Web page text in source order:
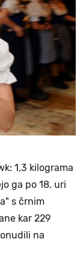
1,3 kilograma
ga po 18. uri
s črnim
kar 229
na